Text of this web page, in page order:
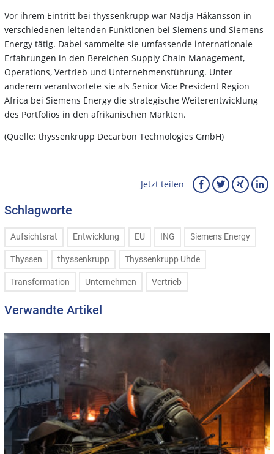
Vor ihrem Eintritt bei thyssenkrupp war Nadja Håkansson in
verschiedenen leitenden Funktionen bei Siemens und Siemens
Energy tätig. Dabei sammelte sie umfassende internationale
Erfahrungen in den Bereichen Supply Chain Management,
Operations, Vertrieb und Unternehmensführung. Unter
anderem verantwortete sie als Senior Vice President Region
Africa bei Siemens Energy die strategische Weiterentwicklung
des Portfolios in den afrikanischen Märkten.
(Quelle: thyssenkrupp Decarbon Technologies GmbH)
Jetzt teilen
Schlagworte
Aufsichtsrat Entwicklung EU ING Siemens Energy
Thyssen thyssenkrupp Thyssenkrupp Uhde
Transformation Unternehmen Vertrieb
Verwandte Artikel